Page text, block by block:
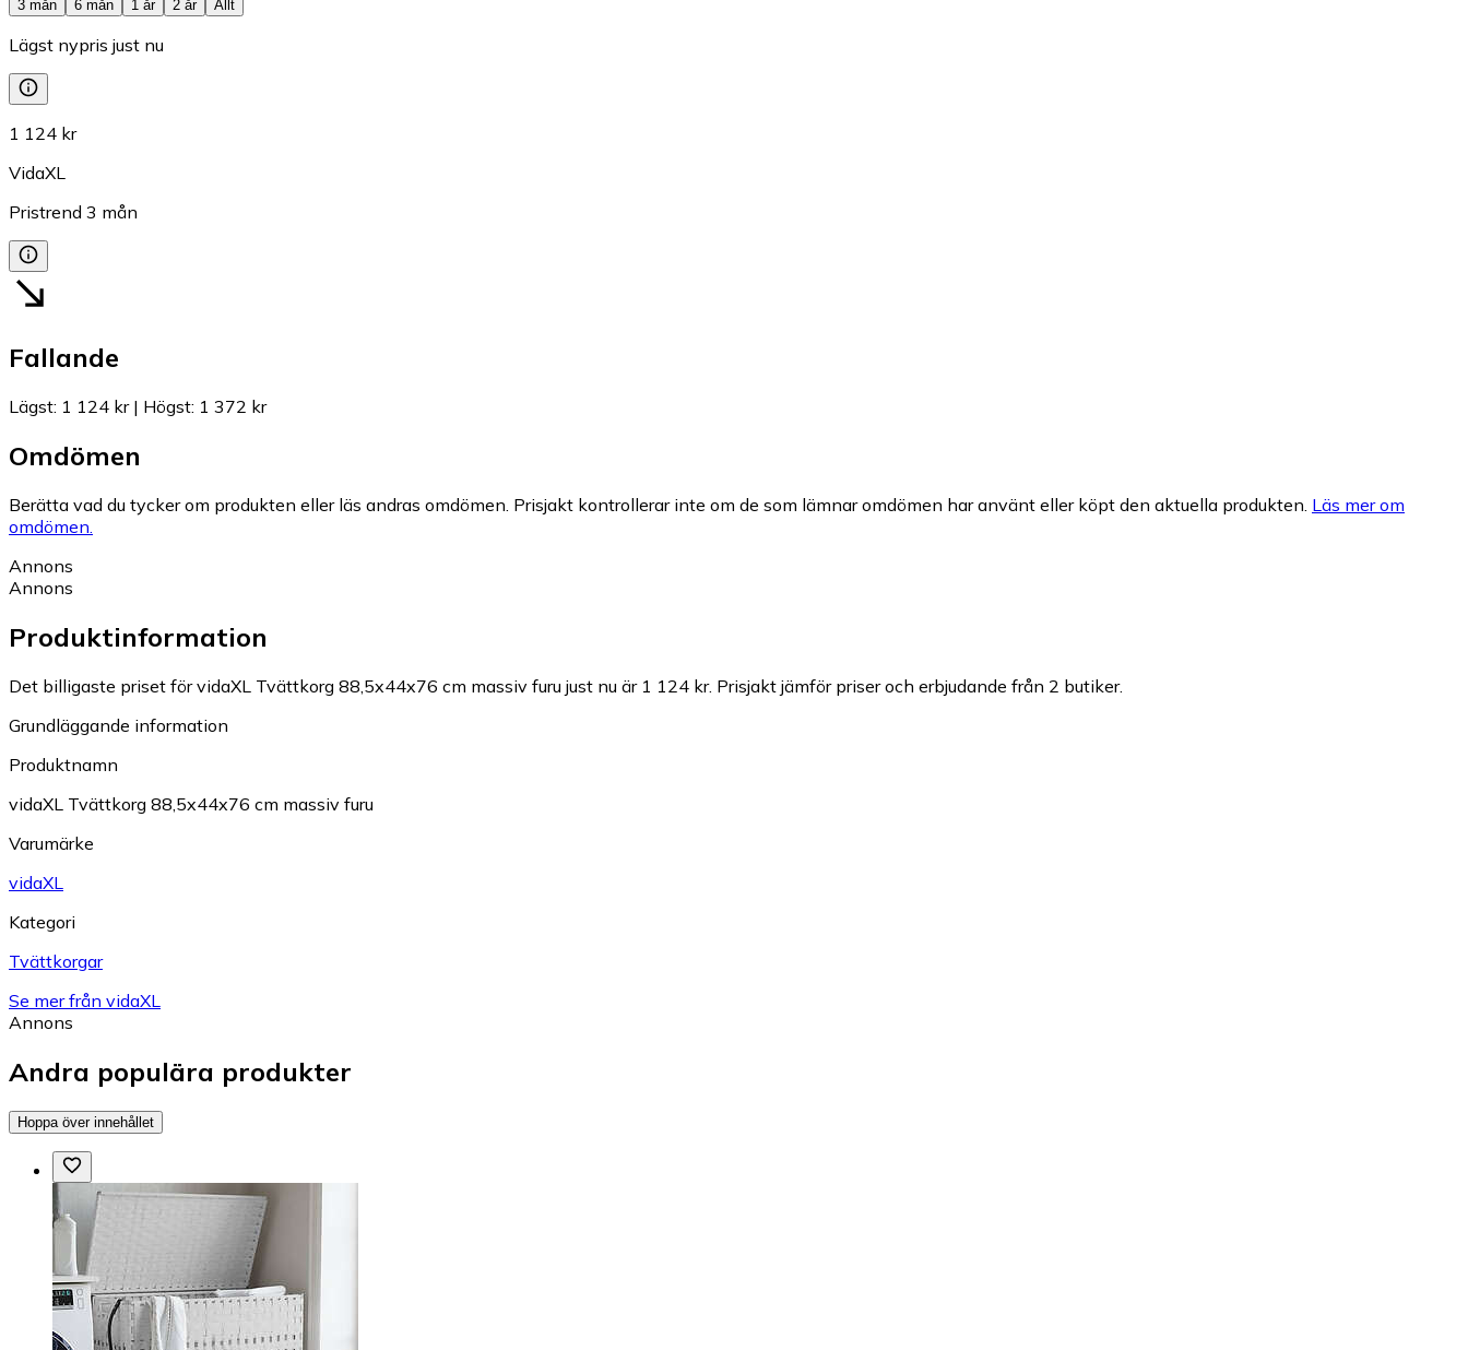
3 mån
6 mån 1 år 2 år Allt
Lägst nypris just nu
1 124 kr
VidaXL
Pristrend 3 mån
Fallande
Lägst: 1 124 kr| Högst: 1 372 kr
Omdömen
Berätta vad du tycker om produkten eller läs andras omdömen. Prisjakt kontrollerar inte om de som lämnar omdömen har använt eller köpt den aktuella produkten. Läs mer om
omdömen.
Annons
Annons
Produktinformation
Det billigaste priset för vidaXL Tvättkorg 88,5x44x76 cm massiv furu just nu är 1 124 kr. Prisjakt jämför priser och erbjudande från 2 butiker.
Grundläggande information
Produktnamn
vidaXL Tvättkorg 88,5x44x76 cm massiv furu
Varumärke
vidaXL
Kategori
Tvättkorgar
Se mer från vidaXL
Annons
Andra populära produkter
Hoppa över innehållet